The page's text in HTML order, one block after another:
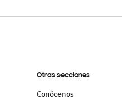
Otras secciones
Conócenos